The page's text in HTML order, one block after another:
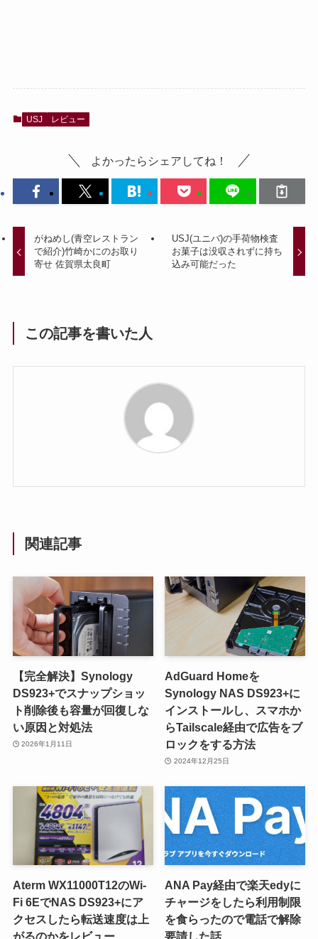
USJ レビュー
よかったらシェアしてね！
がねめし(青空レストラン
で紹介)竹崎かにのお取り
寄せ 佐賀県太良町
USJ(ユニバ)の手荷物検査
お菓子は没収されずに持ち
込み可能だった
この記事を書いた人
関連記事
【完全解決】Synology
DS923+でスナップショッ
ト削除後も容量が回復しな
い原因と対処法
2026年1月11日
AdGuard Homeを
Synology NAS DS923+に
インストールし、スマホか
らTailscale経由で広告をブ
ロックをする方法
2024年12月25日
Aterm WX11000T12のWi-
Fi 6EでNAS DS923+にア
クセスしたら転送速度は上
がるのかをレビュー
ANA Pay経由で楽天edyに
チャージをしたら利用制限
を食らったので電話で解除
要請した話